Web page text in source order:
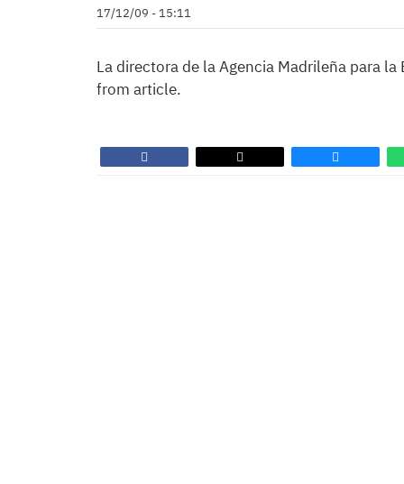
17/12/09 - 15:11
La directora de la Agencia Madrileña para
from article.